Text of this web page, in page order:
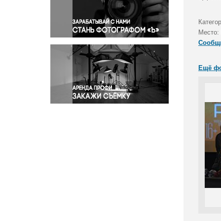
Правосудие
Происшествия и конфликты
Религия
Светская жизнь
Спорт
Экология
Экономика и бизнес
Место:
Ещё